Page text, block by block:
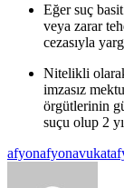
Eğer suç
veya zarar
cezasıyla
Nitelikli
imzasız
örgütlerinin
suçu olup 2
afyonafyonavukat